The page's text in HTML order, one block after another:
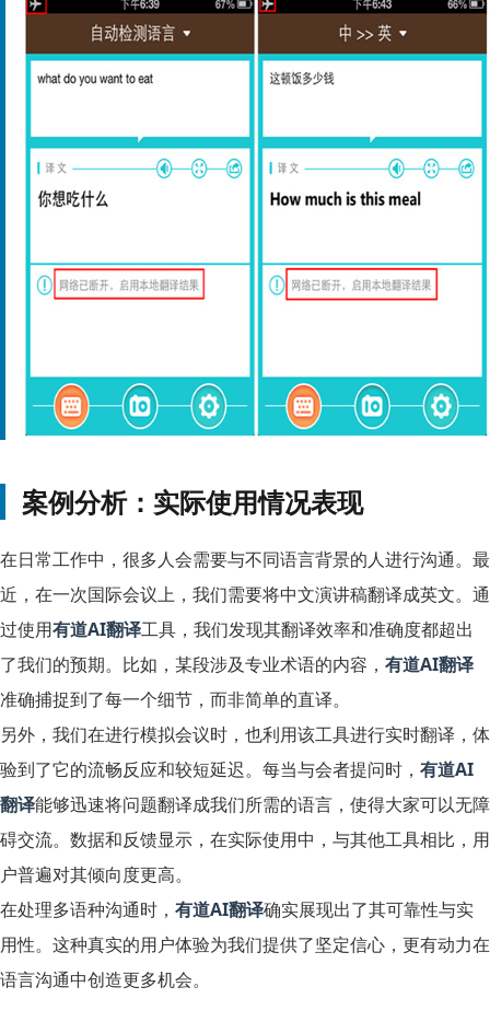
案例分析：实际使用情况表现
在日常工作中，很多人会需要与不同语言背景的人进行沟通。最
近，在一次国际会议上，我们需要将中文演讲稿翻译成英文。通
过使用有道AI翻译工具，我们发现其翻译效率和准确度都超出
了我们的预期。比如，某段涉及专业术语的内容， 有道AI翻译
准确捕捉到了每一个细节，而非简单的直译。
另外，我们在进行模拟会议时，也利用该工具进行实时翻译，体
验到了它的流畅反应和较短延迟。每当与会者提问时， 有道AI
翻译能够迅速将问题翻译成我们所需的语言，使得大家可以无障
碍交流。数据和反馈显示，在实际使用中，与其他工具相比，用
户普遍对其倾向度更高。
在处理多语种沟通时， 有道AI翻译确实展现出了其可靠性与实
用性。这种真实的用户体验为我们提供了坚定信心，更有动力在
语言沟通中创造更多机会。